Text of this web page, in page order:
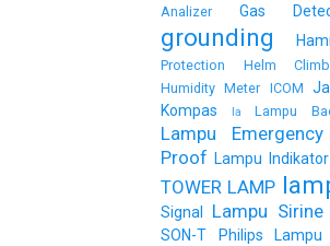
Analizer
Gas
grounding
Protection
Helm
Humidity Meter ICOM
Kompas
la Lampu
Lampu Emergency
Proof Lampu Indikator
TOWER LAMP
Signal
Lampu Sirine
SON-T Philips